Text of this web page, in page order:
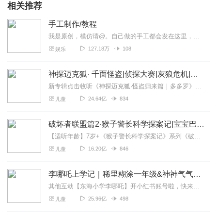
石子石子可爱萌小猪喵
很好，在那个第三集煎饼果子摊儿，你管菜青虫叫猪，你的
这个咖啡有点甜
相关推荐
手工制作/教程
我是原创，模仿请@。自己做的手工都会发在这里，本人真的特别喜欢做手工呢，还建了社团，欢迎加入。本人没有彩色打印机，所以有些东西是黑白的哦，不过还是会给彩色的图纸...
娱乐 127.18万 108
神探迈克狐· 千面怪盗|侦探大赛|灰狼危机|多多罗
新专辑点击收听《神探迈克狐·怪盗归来篇｜多多罗》！！！>>>点击进入主播橱窗购买《神探迈克狐》系列图书吧!<<<多多罗故事【点击前往】收听多多罗其他好玩有趣的故...
儿童 24.64亿 834
破坏者联盟篇2·猴子警长科学探案记|宝宝巴士故事
【适听年龄】7岁+《猴子警长科学探案记》系列《破坏者联盟篇1·猴子警长科学探案记》>>>《破坏者联盟篇2·猴子警长科学探案记》>>>《破坏者联盟篇3·猴子警长科...
儿童 16.20亿 846
李哪吒上学记｜稀里糊涂一年级&神神气气二年级
其他互动【东海小学李哪吒】开小红书账号啦，快来关注和李哪吒成为好朋友！有机会免费领儿童会员、官方周边！【点击加入】东海小学广播站圈子，更多互动！李哪吒全新冒险番...
儿童 25.96亿 498